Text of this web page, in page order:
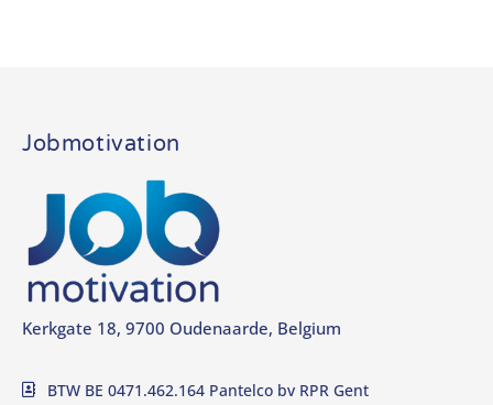
Jobmotivation
Kerkgate 18, 9700 Oudenaarde, Belgium
BTW BE 0471.462.164 Pantelco bv RPR Gent